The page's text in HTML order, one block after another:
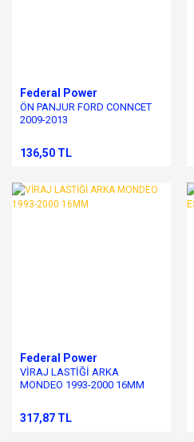
Federal Power
ÖN PANJUR FORD CONNCET
2009-2013
136,50 TL
Federal Power
VİRAJ LASTİĞİ ARKA
MONDEO 1993-2000 16MM
317,87 TL